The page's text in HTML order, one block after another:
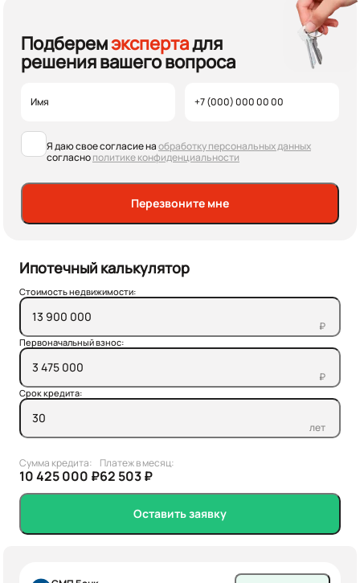
Подберемэкспертадля
решения вашего вопроса
Я даю свое согласие наобработку персональных данных
согласнополитике конфиденциальности
Перезвоните мне
Ипотечный калькулятор
Стоимость недвижимости:
₽
Первоначальный взнос:
₽
Срок кредита:
лет
Сумма кредита:
10 425 000 ₽
Платеж в месяц:
62 503 ₽
Оставить заявку